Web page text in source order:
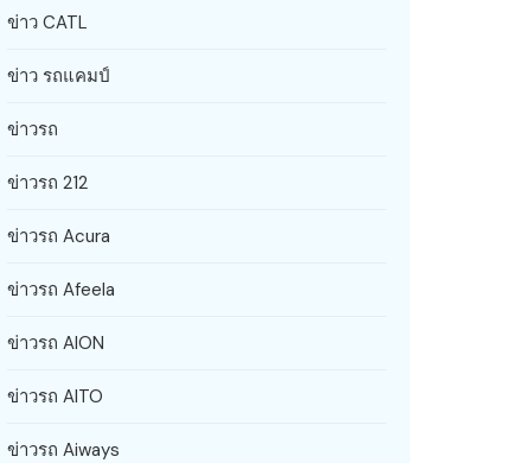
ข่าว CATL
ข่าว รถแคมป์
ข่าวรถ
ข่าวรถ 212
ข่าวรถ Acura
ข่าวรถ Afeela
ข่าวรถ AION
ข่าวรถ AITO
ข่าวรถ Aiways